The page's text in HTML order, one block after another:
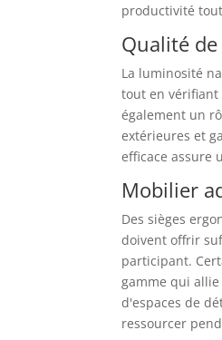
productivité
Qualité
La luminosité
tout en vérifiant
également un
extérieures et
efficace assure
Mobilier
Des sièges
doivent offrir
participant.
gamme qui
d'espaces de
ressourcer